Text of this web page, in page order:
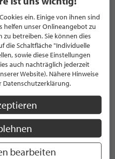
ein. Einige von ihnen sind
helfen unser Onlineangebot zu
betreiben. Sie können dies
die Schaltfläche "Individuelle
sowie diese Einstellungen
auch nachträglich jederzeit
Website). Nähere Hinweise
Datenschutzerklärung.
bearbeiten